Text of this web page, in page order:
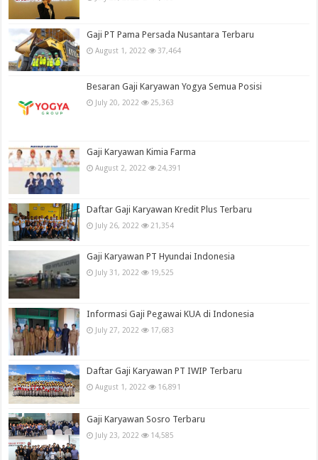
Gaji PT Pama Persada Nusantara Terbaru
August 1, 2022 37,464
Besaran Gaji Karyawan Yogya Semua Posisi
July 20, 2022 25,363
Gaji Karyawan Kimia Farma
August 2, 2022 24,391
Daftar Gaji Karyawan Kredit Plus Terbaru
July 26, 2022 21,354
Gaji Karyawan PT Hyundai Indonesia
July 31, 2022 19,525
Informasi Gaji Pegawai KUA di Indonesia
July 27, 2022 17,683
Daftar Gaji Karyawan PT IWIP Terbaru
August 1, 2022 16,891
Gaji Karyawan Sosro Terbaru
July 23, 2022 14,585